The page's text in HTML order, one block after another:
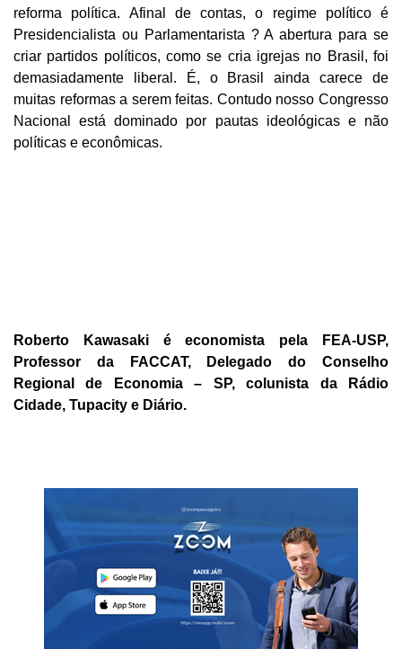
reforma política. Afinal de contas, o regime político é
Presidencialista ou Parlamentarista ? A abertura para se
criar partidos políticos, como se cria igrejas no Brasil, foi
demasiadamente liberal. É, o Brasil ainda carece de
muitas reformas a serem feitas. Contudo nosso Congresso
Nacional está dominado por pautas ideológicas e não
políticas e econômicas.
Roberto Kawasaki é economista pela FEA-USP,
Professor da FACCAT, Delegado do Conselho
Regional de Economia – SP, colunista da Rádio
Cidade, Tupacity e Diário.